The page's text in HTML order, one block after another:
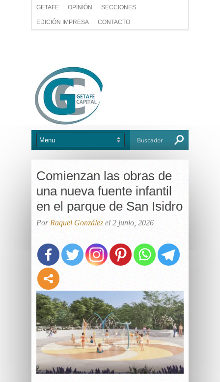
GETAFE OPINIÓN SECCIONES
EDICIÓN IMPRESA CONTACTO
Comienzan las obras de
una nueva fuente infantil
en el parque de San Isidro
Por Raquel González el 2 junio, 2026